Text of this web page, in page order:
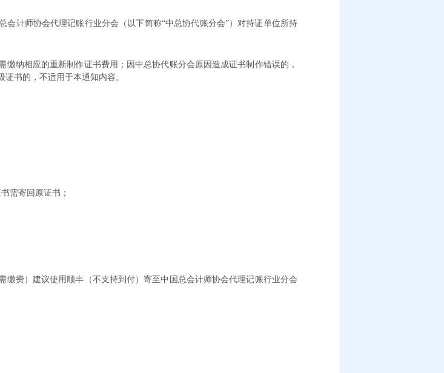
会计师协会代理记账行业分会（以下简称“中总协代账分会”）对持证单位所持
纳相应的重新制作证书费用；因中总协代账分会原因造成证书制作错误的，
书的，不适用于本通知内容。
需寄回原证书；
缴费）建议使用顺丰（不支持到付）寄至中国总会计师协会代理记账行业分会